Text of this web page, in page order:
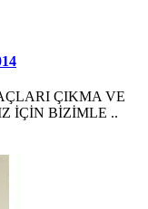
ÇIKMA VE
İÇİN BİZİMLE ..